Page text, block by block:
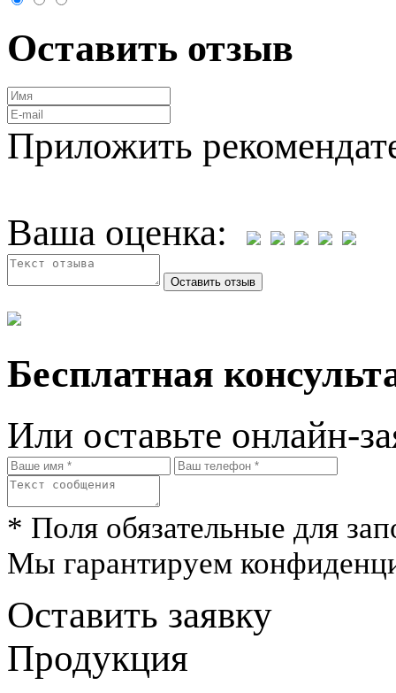
Оставить отзыв
Приложить
Ваша оценка:
Бесплатная
Или оставьте онлайн-
* Поля обязательные для
Мы гарантируем
Оставить заявку
Продукция